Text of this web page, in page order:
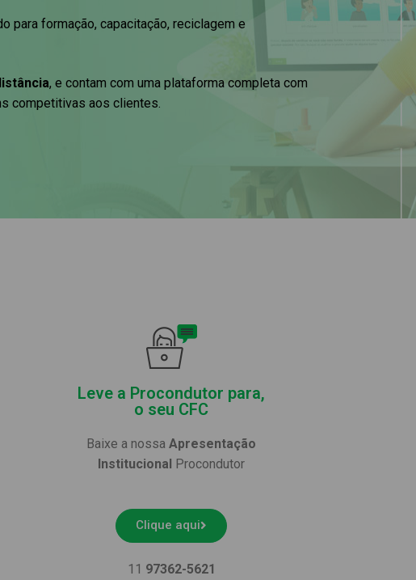
para formação, capacitação, reciclagem e
, e contam com uma plataforma completa com
competitivas aos clientes.
Leve a Procondutor para,
o seu CFC
Baixe a nossaApresentação
Institucional
Procondutor
Clique aqui
11 97362-5621